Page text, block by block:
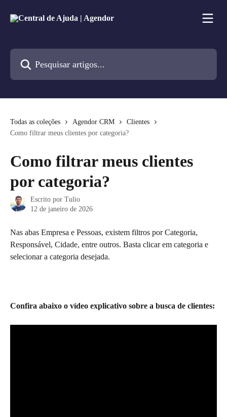
Todas as coleções Agendor CRM
Clientes
Como filtrar meus clientes por categoria?
Como filtrar meus clientes
por categoria?
Escrito por Tulio
12 de janeiro de 2026
Nas abas Empresa e Pessoas, existem filtros por Categoria,
Responsável, Cidade, entre outros. Basta clicar em categoria e
selecionar a categoria desejada.
Confira abaixo o vídeo explicativo sobre a busca de clientes: